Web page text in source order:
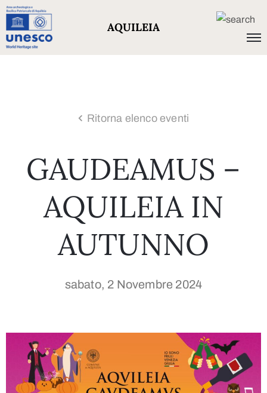
AQUILEIA
Ritorna elenco eventi
GAUDEAMUS –
AQUILEIA IN
AUTUNNO
sabato, 2 Novembre 2024